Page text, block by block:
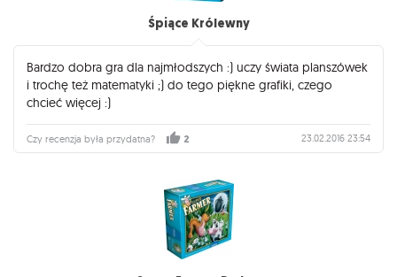
Śpiące Królewny
Bardzo dobra gra dla najmłodszych :) uczy świata planszówek
i trochę też matematyki ;) do tego piękne grafiki, czego
chcieć więcej :)
Czy recenzja była przydatna? 2 23.02.2016 23:54